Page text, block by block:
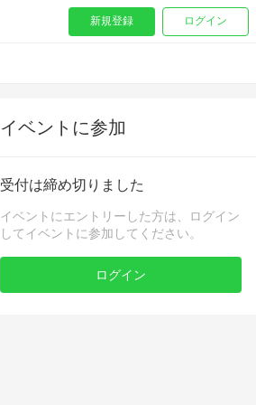
イベントに参加
受付は締め切りました
イベントにエントリーした方は、ログイン
してイベントに参加してください。
ログイン
新規登録 ログイン